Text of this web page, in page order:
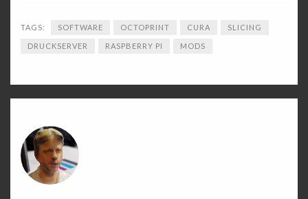
TAGS: SOFTWARE OCTOPRINT CURA SLICING
DRUCKSERVER RASPBERRY PI MODS